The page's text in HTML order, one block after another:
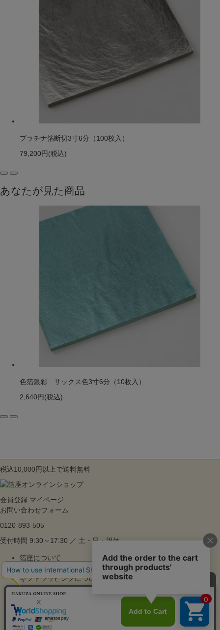
プラチナ箔断切3寸6分（100枚入）
79,200円 (税込)
あなたが見た商品
色箔銀彩 サックス色3寸6分（10枚入）
2,640円 (税込)
税込10,000円以上で送料無料
会員登録 マイページ
お問い合わせフォーム
0120-893-505
受付時間 9:30～17:30 ／ 土・日・祝休
箔座について
ご利用ガイド
ギフトラッピングについて
よくあるご質問
お知らせ
販売法に基づく表記